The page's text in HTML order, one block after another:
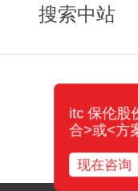
搜索中站
itc 保伦股
合>或<方
现在咨询